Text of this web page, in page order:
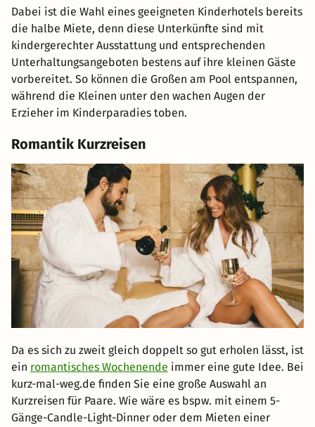
Dabei ist die Wahl eines geeigneten Kinderhotels bereits
die halbe Miete, denn diese Unterkünfte sind mit
kindergerechter Ausstattung und entsprechenden
Unterhaltungsangeboten bestens auf ihre kleinen Gäste
vorbereitet. So können die Großen am Pool entspannen,
während die Kleinen unter den wachen Augen der
Erzieher im Kinderparadies toben.
Romantik Kurzreisen
Da es sich zu zweit gleich doppelt so gut erholen lässt, ist
ein romantisches Wochenende immer eine gute Idee. Bei
kurz-mal-weg.de finden Sie eine große Auswahl an
Kurzreisen für Paare. Wie wäre es bspw. mit einem 5-
Gänge-Candle-Light-Dinner oder dem Mieten einer